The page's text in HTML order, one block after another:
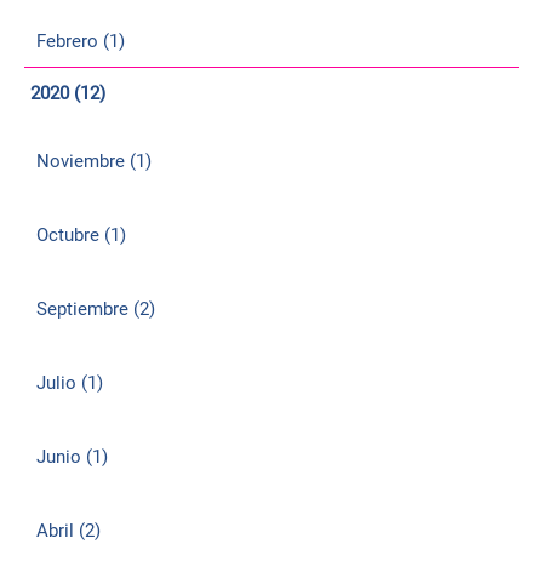
Febrero (1)
2020 (12)
Noviembre (1)
Octubre (1)
Septiembre (2)
Julio (1)
Junio (1)
Abril (2)